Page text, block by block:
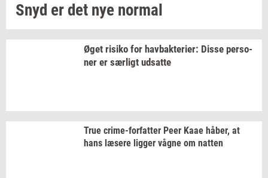
Snyd er det nye nor­mal
Øget ri­si­ko for hav­bak­te­ri­er: Disse per­so­
ner er sær­ligt ud­sat­te
True crime-​forfatter Peer Kaae håber, at
hans læ­se­re lig­ger vågne om nat­ten